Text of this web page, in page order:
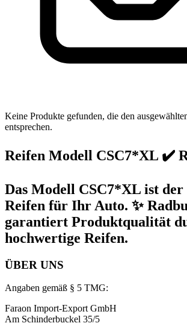
Keine Produkte gefunden, die den
entsprechen.
Reifen Modell CSC7*XL ✔️
Das Modell CSC7*XL ist
Reifen für Ihr Auto. ✨
garantiert Produktqualität
hochwertige Reifen.
ÜBER UNS
Angaben gemäß § 5 TMG:
Faraon Import-Export GmbH
Am Schinderbuckel 35/5